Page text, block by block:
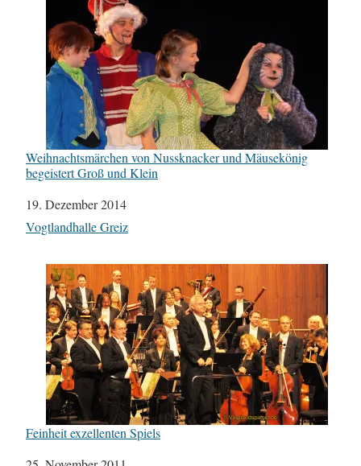
Weihnachtsmärchen von Nussknacker und Mäusekönig
begeistert Groß und Klein
Datum
19. Dezember 2014
In Bezug auf
Vogtlandhalle Greiz
Feinheit exzellenten Spiels